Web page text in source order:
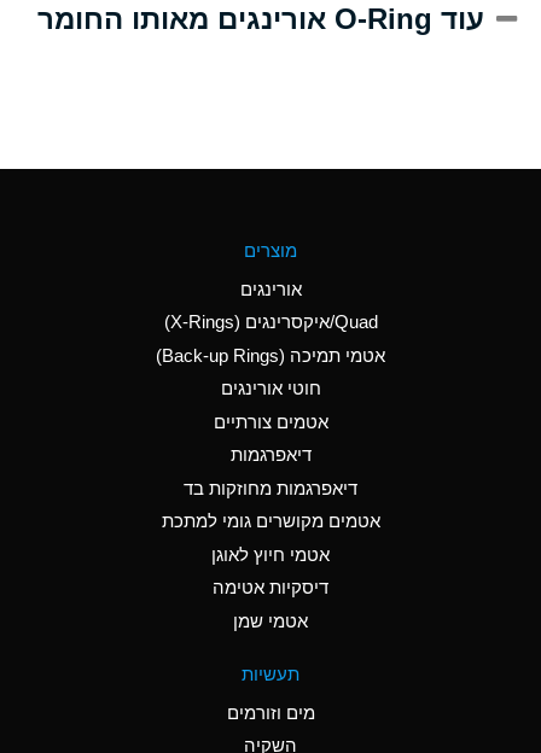
(Aqueous)
Aluminum Nitrate
(Aqueous)
Aluminum Phosphate
Ammonia Anhydrous
D
Ammonia Gas (cold)
D
Ammonia Gas (hot)
עוד O-Ring אורינגים מאותו החומר
מוצרים
אורינגים
Quad/איקסרינגים (X-Rings)
אטמי תמיכה (Back-up Rings)
חוטי אורינגים
אטמים צורתיים
דיאפרגמות
דיאפרגמות מחוזקות בד
אטמים מקושרים גומי למתכת
אטמי חיוץ לאוגן
דיסקיות אטימה
אטמי שמן
תעשיות
מים וזורמים
השקיה